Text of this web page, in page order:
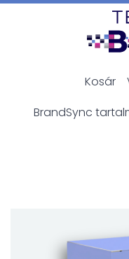
Kosár
BrandSync